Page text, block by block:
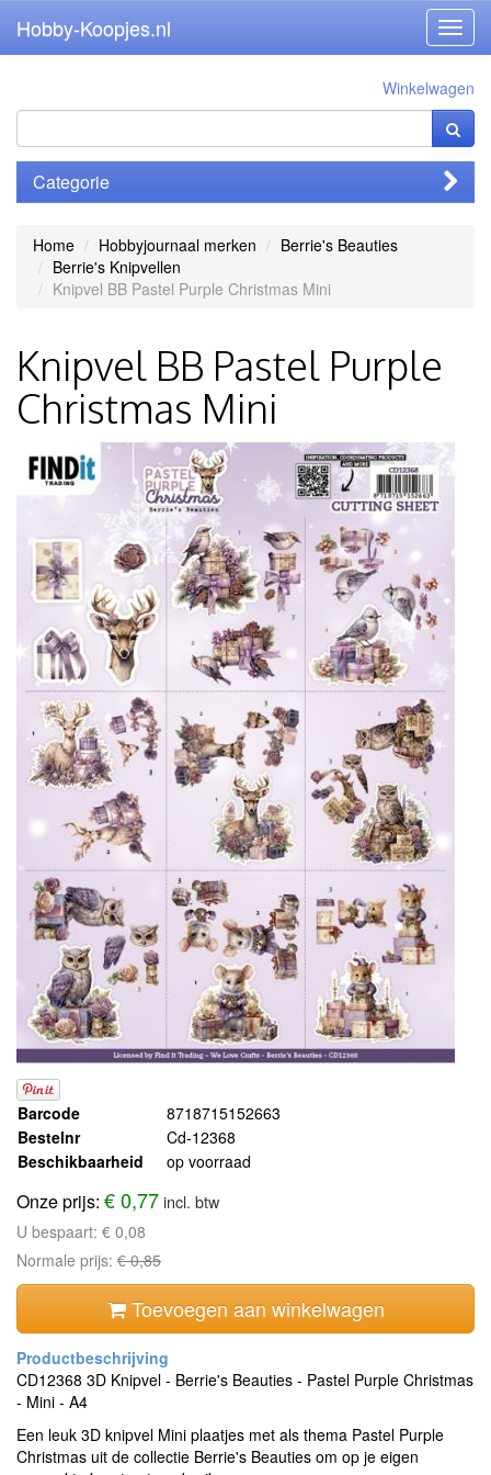
Hobby-Koopjes.nl
Winkelwagen
Categorie
Home Hobbyjournaal merken
Berrie's Beauties
Berrie's Knipvellen
Knipvel BB Pastel Purple Christmas Mini
Knipvel BB Pastel Purple
Christmas Mini
Barcode
8718715152663
Bestelnr
Cd-12368
Beschikbaarheid
op voorraad
Onze prijs: € 0,77incl. btw
U bespaart: € 0,08
Normale prijs: € 0,85
Toevoegen aan winkelwagen
CD12368 3D Knipvel - Berrie's Beauties - Pastel Purple Christmas
- Mini - A4
Een leuk 3D knipvel Mini plaatjes met als thema Pastel Purple
Christmas uit de collectie Berrie's Beauties om op je eigen